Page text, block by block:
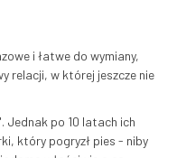
i łatwe do wymiany,
relacji, w której jeszcze nie
Jednak po 10 latach ich
który pogryzł pies - niby